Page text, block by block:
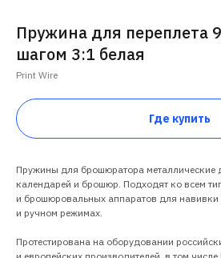
Пружина для переплета
шагом 3:1 белая
Print Wire
Где купить
Пружины для брошюратора металлические
календарей и брошюр. Подходят ко всем
и брошюровальных аппаратов для навивки
и ручном режимах.
Протестирована на оборудовании